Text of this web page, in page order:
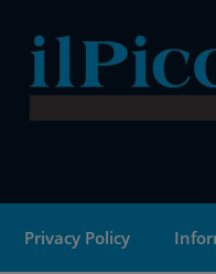
Privacy Policy